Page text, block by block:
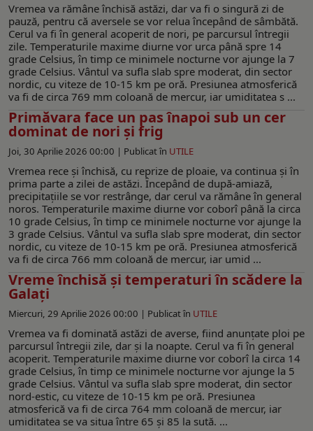
Vremea va rămâne închisă astăzi, dar va fi o singură zi de
pauză, pentru că aversele se vor relua începând de sâmbătă.
Cerul va fi în general acoperit de nori, pe parcursul întregii
zile. Temperaturile maxime diurne vor urca până spre 14
grade Celsius, în timp ce minimele nocturne vor ajunge la 7
grade Celsius. Vântul va sufla slab spre moderat, din sector
nordic, cu viteze de 10-15 km pe oră. Presiunea atmosferică
va fi de circa 769 mm coloană de mercur, iar umiditatea s ...
Primăvara face un pas înapoi sub un cer
dominat de nori și frig
Joi, 30 Aprilie 2026 00:00 | Publicat în UTILE
Vremea rece şi închisă, cu reprize de ploaie, va continua şi în
prima parte a zilei de astăzi. Începând de după-amiază,
precipitaţiile se vor restrânge, dar cerul va rămâne în general
noros. Temperaturile maxime diurne vor coborî până la circa
10 grade Celsius, în timp ce minimele nocturne vor ajunge la
3 grade Celsius. Vântul va sufla slab spre moderat, din sector
nordic, cu viteze de 10-15 km pe oră. Presiunea atmosferică
va fi de circa 766 mm coloană de mercur, iar umid ...
Vreme închisă și temperaturi în scădere la
Galați
Miercuri, 29 Aprilie 2026 00:00 | Publicat în UTILE
Vremea va fi dominată astăzi de averse, fiind anunţate ploi pe
parcursul întregii zile, dar şi la noapte. Cerul va fi în general
acoperit. Temperaturile maxime diurne vor coborî la circa 14
grade Celsius, în timp ce minimele nocturne vor ajunge la 5
grade Celsius. Vântul va sufla slab spre moderat, din sector
nord-estic, cu viteze de 10-15 km pe oră. Presiunea
atmosferică va fi de circa 764 mm coloană de mercur, iar
umiditatea se va situa între 65 şi 85 la sută. ...